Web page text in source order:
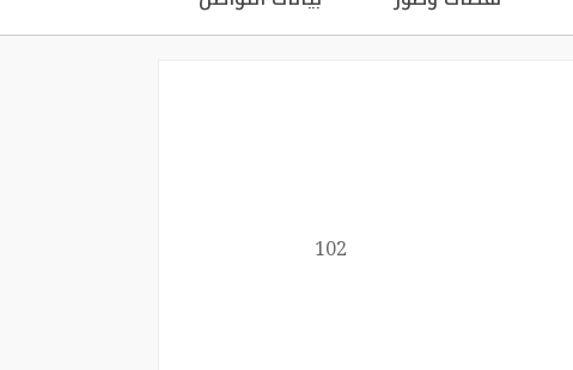
102